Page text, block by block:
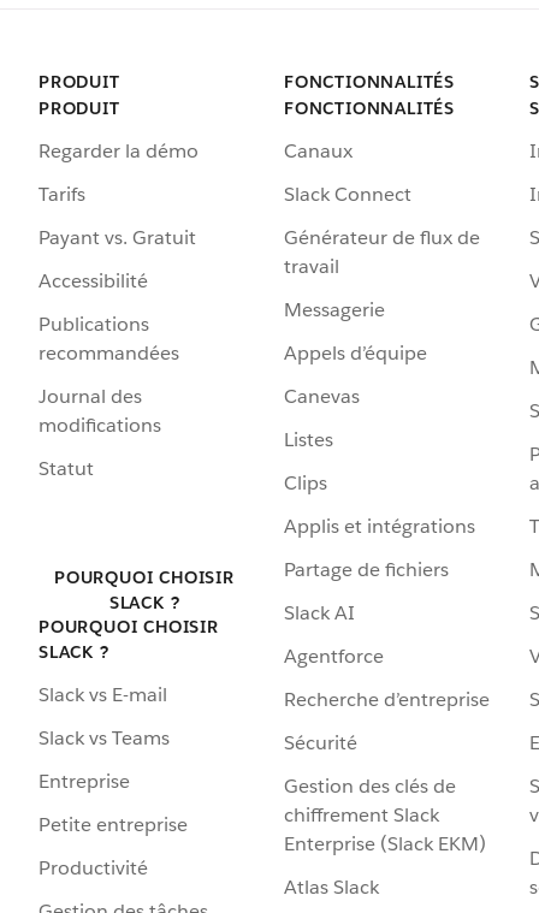
PRODUIT
PRODUIT
Regarder la démo
Tarifs
Payant vs. Gratuit
Accessibilité
Publications
recommandées
Journal des
modifications
Statut
POURQUOI CHOISIR
SLACK ?
POURQUOI CHOISIR
SLACK ?
Slack vs E-mail
Slack vs Teams
Entreprise
Petite entreprise
Productivité
FONCTIONNALITÉS
FONCTIONNALITÉS
Canaux
Slack Connect
Générateur de flux de
travail
Messagerie
Appels d’équipe
Canevas
Listes
Clips
Applis et intégrations
Partage de fichiers
Slack AI
Agentforce
Recherche d’entreprise
Sécurité
Gestion des clés de
chiffrement Slack
Enterprise (Slack EKM)
Atlas Slack